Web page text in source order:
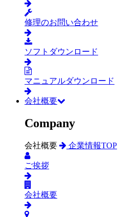
修理のお問い合わせ
ソフトダウンロード
マニュアルダウンロード
会社概要
Company
会社概要 企業情報TOP
ご挨拶
会社概要